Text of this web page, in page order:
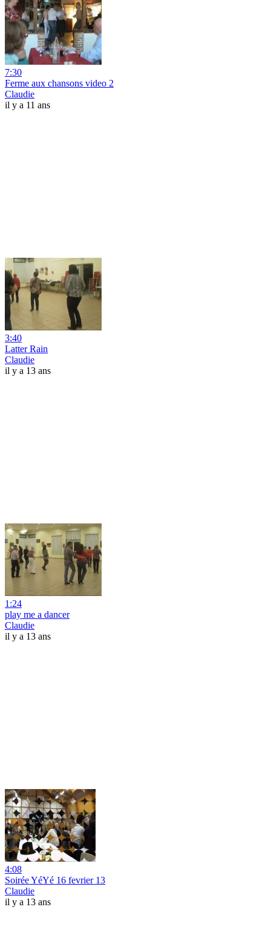
7:30
Ferme aux chansons video 2
Claudie
il y a 11 ans
3:40
Latter Rain
Claudie
il y a 13 ans
1:24
play me a dancer
Claudie
il y a 13 ans
4:08
Soirée YéYé 16 fevrier 13
Claudie
il y a 13 ans